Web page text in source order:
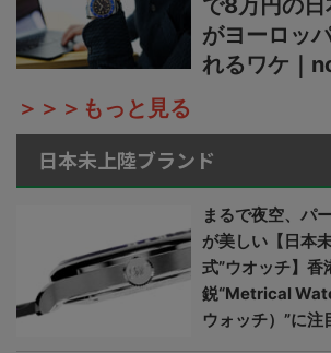
で8万円の
がヨーロッ
れるワケ｜
＞＞＞もっと見る
日本未上陸ブランド
まるで夜空、パ
が美しい【日本
式”ウオッチ】香
鋭“Metrical
ウォッチ）”に注